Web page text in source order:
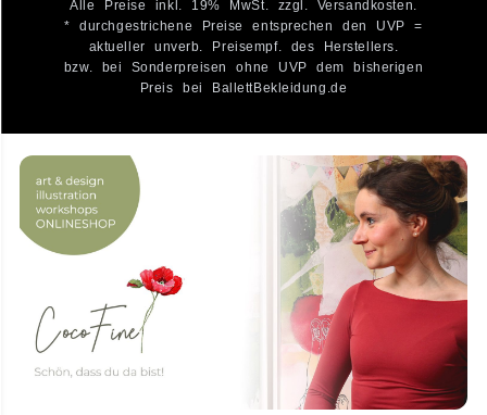
Alle Preise inkl. 19% MwSt. zzgl. Versandkosten.
* durchgestrichene Preise entsprechen den UVP =
aktueller unverb. Preisempf. des Herstellers.
bzw. bei Sonderpreisen ohne UVP dem bisherigen
Preis bei BallettBekleidung.de